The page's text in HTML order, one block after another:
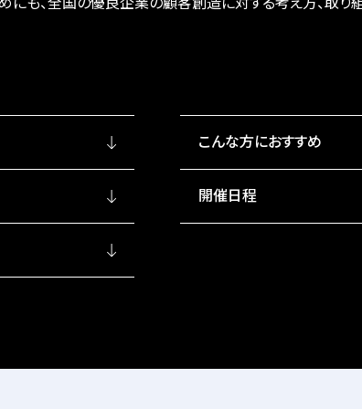
こんな方におすすめ
開催日程